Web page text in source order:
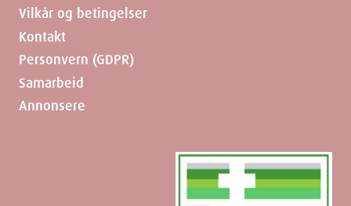
Amorolfinhydroklorid tilsvarende amorolfin 5 % (50mg/ml),
metakrylsyre kopolymer 150 000, triacetin, butylacetat, etylacetat,
etanol
Dimensjoner
Vilkår og betingelser
Kontakt
Personvern (GDPR)
Samarbeid
Annonsere